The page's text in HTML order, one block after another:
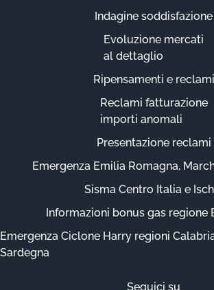
Indagine soddisfazione
Evoluzione mercati
al dettaglio
Ripensamenti e reclami
Reclami fatturazione
importi anomali
Presentazione reclami
Emergenza Emilia Romagna,
Sisma Centro Italia e
Informazioni bonus gas regione
Emergenza Ciclone Harry regioni
Sardegna
Seguici su